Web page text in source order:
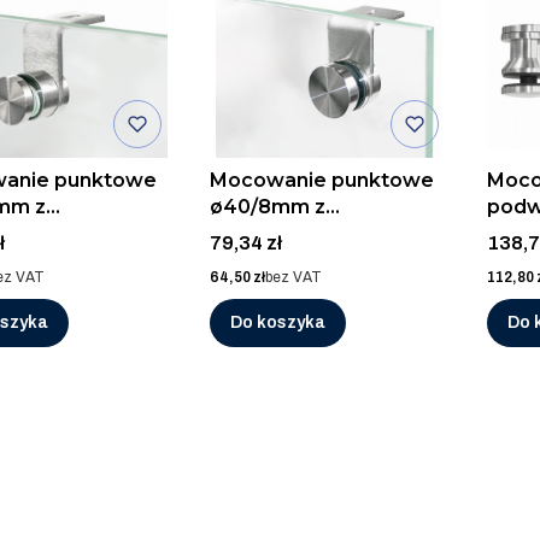
punktowe
z
AISI 304,
VAT
Mocowanie punktowe
ø40/8mm z
kątownikiem, AISI 304,
SZLIF
Cena
79,34 zł
Cena
64,50 złbez VAT
Do koszyka
304,
Cena
Cena
112,80
Do